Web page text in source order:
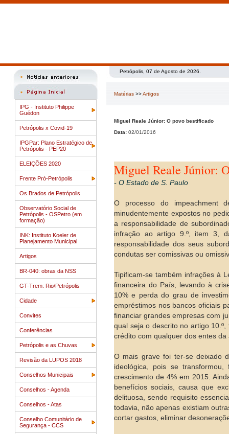
IPG - Instituto Philippe
Guédon
Petrópolis x Covid-19
IPGPar: Plano Estratégico de
Petrópolis - PEP20
ELEIÇÕES 2020
Frente Pró-Petrópolis
Os Brados de Petrópolis
Observatório Social de
Petrópolis - OSPetro (em
formação)
INK: Instituto Koeler de
Planejamento Municipal
Artigos
BR-040: obras da NSS
GT-Trem: Rio/Petrópolis
Cidade
Convites
Conferências
Petrópolis e as Chuvas
Revisão da LUPOS 2018
Conselhos Municipais
Conselhos - Agenda
Conselhos - Atas
Conselho Comunitário de
Segurança - CCS
Petrópolis, 07 de Agosto de 2026.
Matérias >>Artigos
Miguel Reale Júnior: O povo bestificado
Data: 02/01/2016
Miguel Reale Júnior:
- O Estado de S. Paulo
O processo do impeachment
minudentemente expostos no
a responsabilidade de
infração ao artigo 9.º, item 3,
responsabilidade dos seus
condutas ser comissivas ou
Tipificam-se também infrações à
financeira do País, levando à
10% e perda do grau de
empréstimos nos bancos oficiais
financiar grandes empresas com
qual seja o descrito no artigo
crédito com qualquer dos entes da
O mais grave foi ter-se deixado
ideológica, pois se
crescimento de 4% em 2015.
benefícios sociais, causa que
delituosa, sendo requisito
todavia, não apenas existiam
cortar gastos, eliminar